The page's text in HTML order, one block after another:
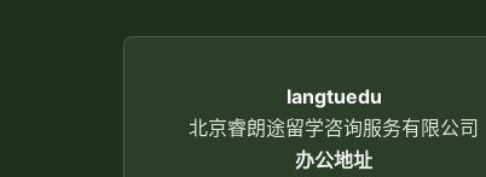
langtuedu
北京睿朗途留学咨询服务有限公司
办公地址